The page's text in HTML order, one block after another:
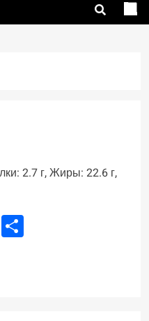
2.7 г, Жиры: 22.6 г,
VK